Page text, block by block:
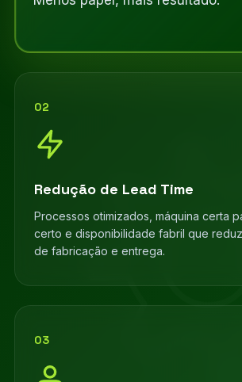
02
Redução de Lead Time
Processos otimizados, máquina certa
certo e disponibilidade fabril que
de fabricação e entrega.
03